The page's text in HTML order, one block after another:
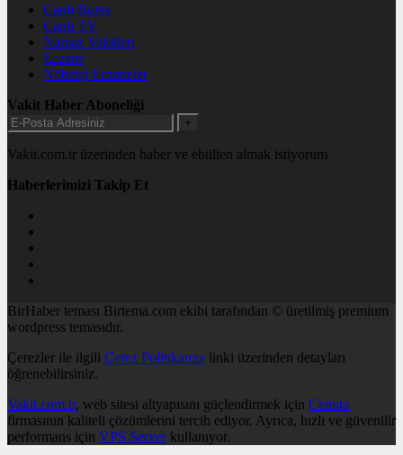
Canlı Borsa
Canlı TV
Namaz Vakitleri
Eczane
Nöbetçi Eczaneler
Vakit Haber Aboneliği
+
Vakit.com.tr üzerinden haber ve ebülten almak istiyorum
Haberlerimizi Takip Et
BirHaber teması Birtema.com ekibi tarafından © üretilmiş premium
wordpress temasıdır.
Çerezler ile ilgili Çerez Politikamız linki üzerinden detayları
öğrenebilirsiniz.
Vakit.com.tr, web sitesi altyapısını güçlendirmek için Cenuta
firmasının kaliteli çözümlerini tercih ediyor. Ayrıca, hızlı ve güvenilir
performans için VPS Serverkullanıyor.